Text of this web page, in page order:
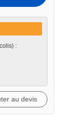
:
au devis